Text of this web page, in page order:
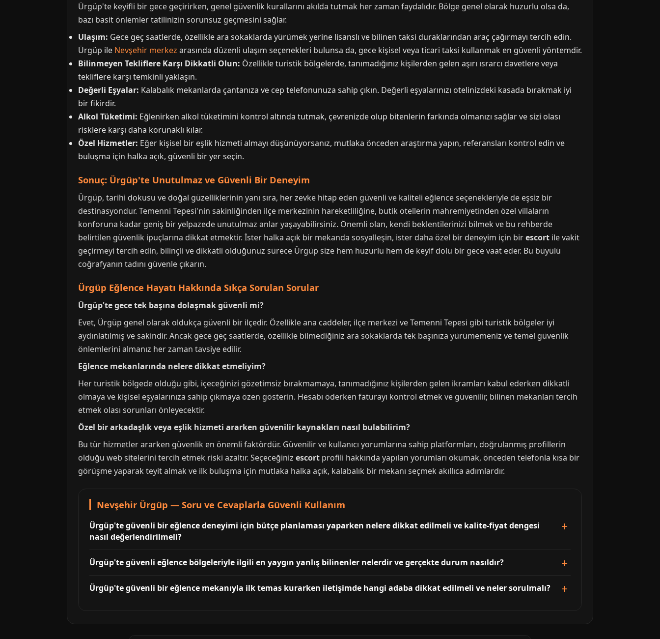
Ürgüp'te keyifli bir gece geçirirken, genel güvenlik kurallarını akılda tutmak her zaman faydalıdır. Bölge genel olarak huzurlu olsa da,
bazı basit önlemler tatilinizin sorunsuz geçmesini sağlar.
Ulaşım: Gece geç saatlerde, özellikle ara sokaklarda yürümek yerine lisanslı ve bilinen taksi duraklarından araç çağırmayı tercih edin.
Ürgüp ile Nevşehir merkez arasında düzenli ulaşım seçenekleri bulunsa da, gece kişisel veya ticari taksi kullanmak en güvenli yöntemdir.
Bilinmeyen Tekliflere Karşı Dikkatli Olun: Özellikle turistik bölgelerde, tanımadığınız kişilerden gelen aşırı ısrarcı davetlere veya
tekliflere karşı temkinli yaklaşın.
Değerli Eşyalar: Kalabalık mekanlarda çantanıza ve cep telefonunuza sahip çıkın. Değerli eşyalarınızı otelinizdeki kasada bırakmak iyi
bir fikirdir.
Alkol Tüketimi: Eğlenirken alkol tüketimini kontrol altında tutmak, çevrenizde olup bitenlerin farkında olmanızı sağlar ve sizi olası
risklere karşı daha korunaklı kılar.
Özel Hizmetler: Eğer kişisel bir eşlik hizmeti almayı düşünüyorsanız, mutlaka önceden araştırma yapın, referansları kontrol edin ve
buluşma için halka açık, güvenli bir yer seçin.
Sonuç: Ürgüp'te Unutulmaz ve Güvenli Bir Deneyim
Ürgüp, tarihi dokusu ve doğal güzelliklerinin yanı sıra, her zevke hitap eden güvenli ve kaliteli eğlence seçenekleriyle de eşsiz bir
destinasyondur. Temenni Tepesi'nin sakinliğinden ilçe merkezinin hareketliliğine, butik otellerin mahremiyetinden özel villaların
konforuna kadar geniş bir yelpazede unutulmaz anlar yaşayabilirsiniz. Önemli olan, kendi beklentilerinizi bilmek ve bu rehberde
belirtilen güvenlik ipuçlarına dikkat etmektir. İster halka açık bir mekanda sosyalleşin, ister daha özel bir deneyim için birescort ile vakit
geçirmeyi tercih edin, bilinçli ve dikkatli olduğunuz sürece Ürgüp size hem huzurlu hem de keyif dolu bir gece vaat eder. Bu büyülü
coğrafyanın tadını güvenle çıkarın.
Ürgüp Eğlence Hayatı Hakkında Sıkça Sorulan Sorular
Ürgüp'te gece tek başına dolaşmak güvenli mi?
Evet, Ürgüp genel olarak oldukça güvenli bir ilçedir. Özellikle ana caddeler, ilçe merkezi ve Temenni Tepesi gibi turistik bölgeler iyi
aydınlatılmış ve sakindir. Ancak gece geç saatlerde, özellikle bilmediğiniz ara sokaklarda tek başınıza yürümemeniz ve temel güvenlik
önlemlerini almanız her zaman tavsiye edilir.
Eğlence mekanlarında nelere dikkat etmeliyim?
Her turistik bölgede olduğu gibi, içeceğinizi gözetimsiz bırakmamaya, tanımadığınız kişilerden gelen ikramları kabul ederken dikkatli
olmaya ve kişisel eşyalarınıza sahip çıkmaya özen gösterin. Hesabı öderken faturayı kontrol etmek ve güvenilir, bilinen mekanları tercih
etmek olası sorunları önleyecektir.
Özel bir arkadaşlık veya eşlik hizmeti ararken güvenilir kaynakları nasıl bulabilirim?
Bu tür hizmetler ararken güvenlik en önemli faktördür. Güvenilir ve kullanıcı yorumlarına sahip platformları, doğrulanmış profillerin
olduğu web sitelerini tercih etmek riski azaltır. Seçeceğiniz escort profili hakkında yapılan yorumları okumak, önceden telefonla kısa bir
görüşme yaparak teyit almak ve ilk buluşma için mutlaka halka açık, kalabalık bir mekanı seçmek akıllıca adımlardır.
Nevşehir Ürgüp — Soru ve Cevaplarla Güvenli Kullanım
Ürgüp'te güvenli bir eğlence deneyimi için bütçe planlaması yaparken nelere dikkat edilmeli ve kalite-fiyat dengesi
nasıl değerlendirilmeli?
Ürgüp'te güvenli eğlence bölgeleriyle ilgili en yaygın yanlış bilinenler nelerdir ve gerçekte durum nasıldır?
Ürgüp'te güvenli bir eğlence mekanıyla ilk temas kurarken iletişimde hangi adaba dikkat edilmeli ve neler sorulmalı?